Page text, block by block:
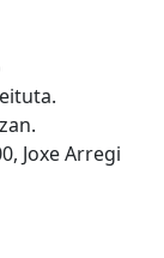
Joxe Arregi